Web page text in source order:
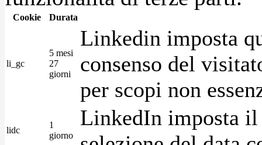
Cookie Durata
li_gc
5 mesi
27
giorni
Linkedin imposta
consenso del
per scopi non
lidc
1
giorno
LinkedIn imposta